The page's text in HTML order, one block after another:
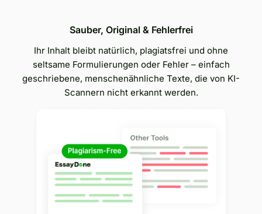
Sauber, Original & Fehlerfrei
Ihr Inhalt bleibt natürlich, plagiatsfrei und ohne
seltsame Formulierungen oder Fehler – einfach
geschriebene, menschenähnliche Texte, die von KI-
Scannern nicht erkannt werden.